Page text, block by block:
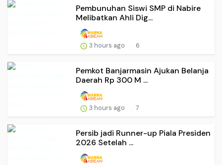
Pembunuhan Siswi SMP di Nabire
Melibatkan Ahli Dig...
3 hours ago 6
Pemkot Banjarmasin Ajukan Belanja
Daerah Rp 300 M ...
3 hours ago 7
Persib jadi Runner-up Piala Presiden
2026 Setelah ...